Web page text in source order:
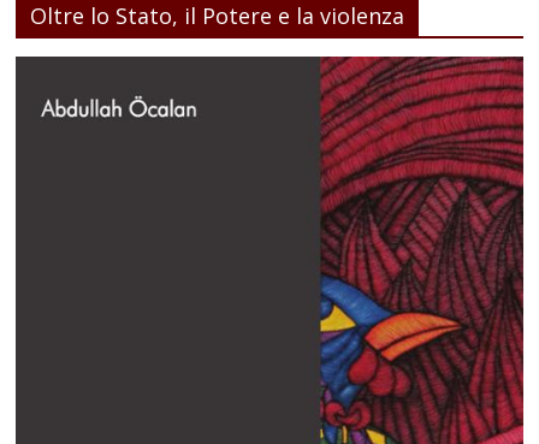
Oltre lo Stato, il Potere e la violenza